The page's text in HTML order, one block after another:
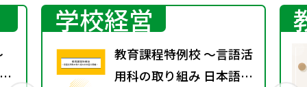
学校経営
教育課程特例校 ～言語活
用科の取り組み 日本語分